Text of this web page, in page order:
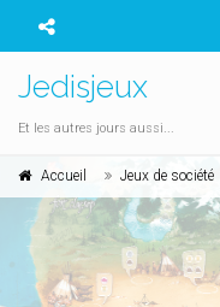
Jedisjeux
Et les autres jours aussi...
Accueil Jeux de société